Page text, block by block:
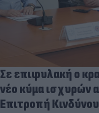
Σε επιφυλακή ο
νέο κύμα ισχυρών
Επιτροπή Κινδύνου